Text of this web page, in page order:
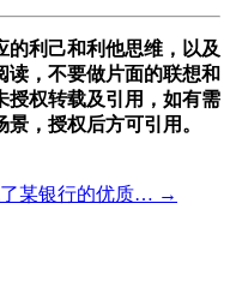
的利己和利他思维，以及
读，不要做片面的联想和
授权转载及引用，如有需
，授权后方可引用。
某银行的优质… →